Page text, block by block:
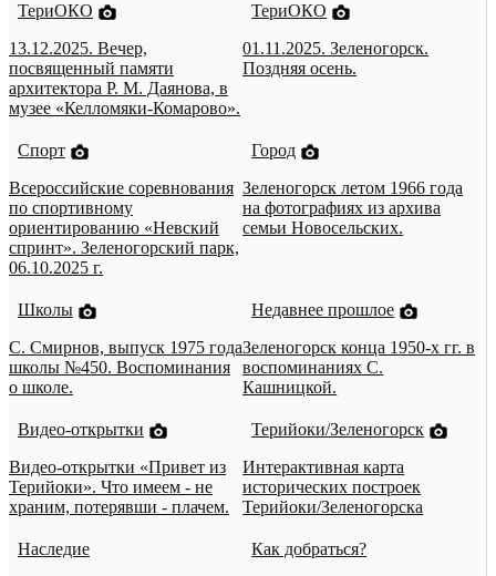
ТериОКО
13.12.2025. Вечер,
посвященный памяти
архитектора Р. М. Даянова, в
музее «Келломяки-Комарово».
ТериОКО
01.11.2025. Зеленогорск.
Поздняя осень.
Спорт
Всероссийские соревнования
по спортивному
ориентированию «Невский
спринт». Зеленогорский парк,
06.10.2025 г.
Город
Зеленогорск летом 1966 года
на фотографиях из архива
семьи Новосельских.
Школы
С. Смирнов, выпуск 1975 года
школы №450. Воспоминания
о школе.
Недавнее прошлое
Зеленогорск конца 1950-х гг. в
воспоминаниях С.
Кашницкой.
Видео-открытки
Видео-открытки «Привет из
Терийоки». Что имеем - не
храним, потерявши - плачем.
Терийоки/Зеленогорск
Интерактивная карта
исторических построек
Терийоки/Зеленогорска
Наследие
Как добраться?